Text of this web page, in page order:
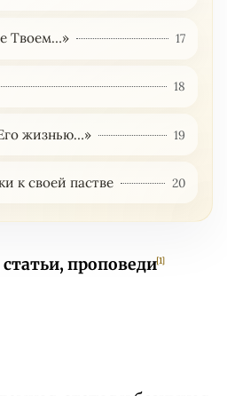
Твоем…» 17
18
жизнью…» 19
к своей пастве 20
проповеди[1]